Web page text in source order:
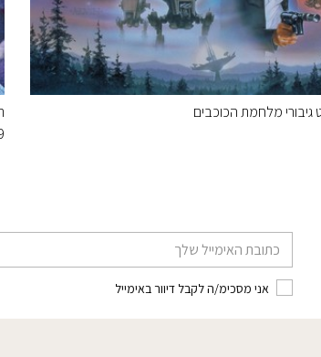
מלחמת הכוכבים
אני מסכימ/ה לקבל דיוור באימייל